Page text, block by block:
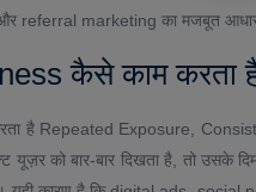
referral marketing का मजबूत आधार
कैसे काम करता
है Repeated Exposure,
यूज़र को बार-बार दिखता है, तो